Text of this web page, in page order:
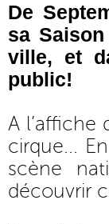
De
sa
ville, et
public!
A l’affiche
cirque...
scène
découvrir